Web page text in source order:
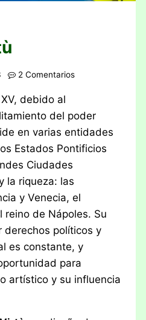
2 Comentarios
debido al
del poder
en varias entidades
Estados Pontificios
Ciudades
la riqueza: las
y Venecia, el
reino de Nápoles. Su
derechos políticos y
es constante, y
para
artístico y su influencia